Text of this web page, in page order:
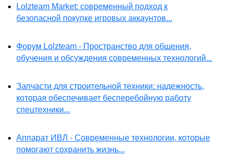
Lolzteam Market: современный подход к
безопасной покупке игровых аккаунтов...
Форум Lolzteam - Пространство для общения,
обучения и обсуждения современных технологий...
Запчасти для строительной техники: надежность,
которая обеспечивает бесперебойную работу
спецтехники...
Аппарат ИВЛ - Современные технологии, которые
помогают сохранить жизнь...